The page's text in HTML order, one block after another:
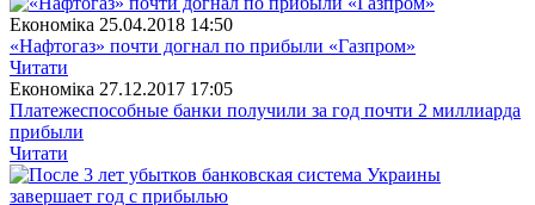
Економіка 25.04.2018 14:50
«Нафтогаз» почти догнал по прибыли «Газпром»
Читати
Економіка 27.12.2017 17:05
Платежеспособные банки получили за год почти 2 миллиарда
прибыли
Читати